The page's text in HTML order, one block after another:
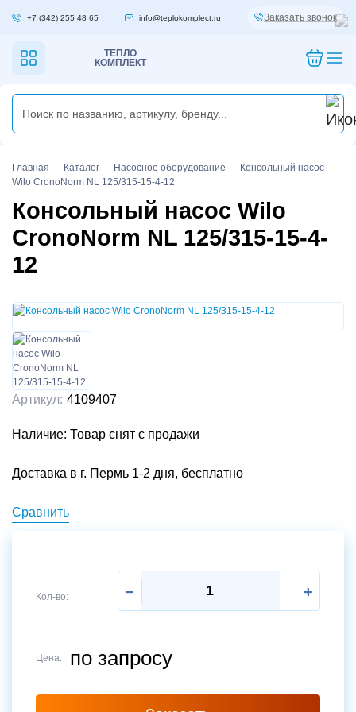
+7 (342) 255 48 65 info@teplokomplect.ru Заказать звонок
ТЕПЛО
КОМПЛЕКТ
Главная — Каталог — Насосное оборудование — Консольный насос
Wilo CronoNorm NL 125/315-15-4-12
Консольный насос Wilo
CronoNorm NL 125/315-15-4-
12
Артикул: 4109407
Наличие: Товар снят с продажи
Доставка в г. Пермь 1-2 дня, бесплатно
Сравнить
Кол-во: − +
Цена: по запросу
Отправить